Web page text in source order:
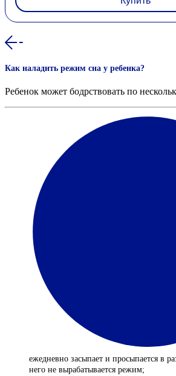
Как налaдить режим сна у ребенка?
Ребенок может бодрствовать по
ежедневно засыпает и просыпается в
него не вырабатывается режим;